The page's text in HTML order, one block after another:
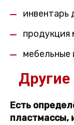
инвентарь
продукция
мебельные
Есть
пластмассы,